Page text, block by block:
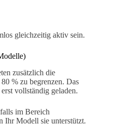
gleichzeitig aktiv sein.
zusätzlich die
% zu begrenzen. Das
vollständig geladen.
im Bereich
Ihr Modell sie unterstützt.